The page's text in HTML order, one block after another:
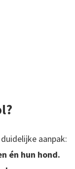
aanpak:
én hun hond.